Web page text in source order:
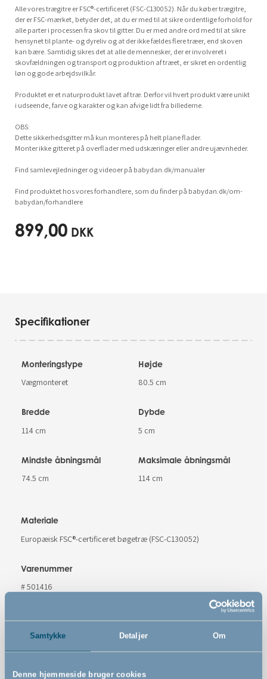
Samtykke Detaljer Om
Denne hjemmeside bruger cookies
Alle vores trægitre er FSC®-certificeret (FSC-C130052). Når du køber trægitre,
der er FSC-mærket, betyder det, at du er med til at sikre ordentlige forhold for
alle parter i processen fra skov til gitter. Du er med andre ord med til at sikre
hensynet til plante- og dyreliv og at der ikke fældes flere træer, end skoven
kan bære. Samtidig sikres det at alle de mennesker, der er involveret i
skovfældningen og transport og produktion af træet, er sikret en ordentlig
løn og gode arbejdsvilkår.
Produktet er et naturprodukt lavet af træ. Derfor vil hvert produkt være unikt
i udseende, farve og karakter og kan afvige lidt fra billederne.
OBS:
Dette sikkerhedsgitter må kun monteres på helt plane flader.
Monter ikke gitteret på overflader med udskæringer eller andre ujævnheder.
Find samlevejledninger og videoer på babydan.dk/manualer
Find produktet hos vores forhandlere, som du finder på babydan.dk/om-
babydan/forhandlere
899,00 DKK
Specifikationer
Monteringstype
Vægmonteret
Højde
80.5 cm
Bredde
114 cm
Dybde
5 cm
Mindste åbningsmål
74.5 cm
Maksimale åbningsmål
114 cm
Materiale
Europæisk FSC®-certificeret bøgetræ (FSC-C130052)
Varenummer
# 501416
EN 1930 : 2011
Advarsler